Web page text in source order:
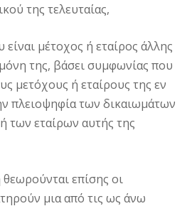
της τελευταίας,
μέτοχος ή εταίρος άλλης
της, βάσει συμφωνίας που
μετόχους ή εταίρους της εν
πλειοψηφία των δικαιωμάτων
εταίρων αυτής της
θεωρούνται επίσης οι
μια από τις ως άνω